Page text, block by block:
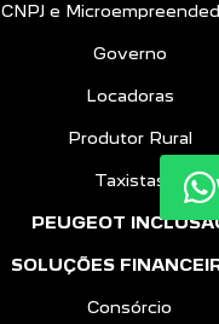
CNPJ e
Governo
Locadoras
Produtor Rural
Taxistas
PEUGEOT
SOLUÇÕES
Consórcio